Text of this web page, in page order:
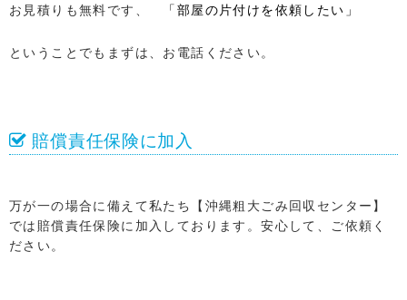
お見積りも無料です、 「部屋の片付けを依頼したい」
ということでもまずは、お電話ください。
賠償責任保険に加入
万が一の場合に備えて私たち【沖縄粗大ごみ回収センター】
では賠償責任保険に加入しております。安心して、ご依頼く
ださい。